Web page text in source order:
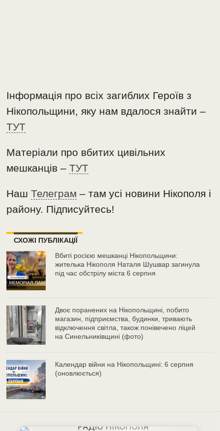
Інформація про всіх загиблих Героїв з
Нікопольщини, яку нам вдалося знайти –
ТУТ
Матеріали про вбитих цивільних
мешканців –ТУТ
НашТелеграм – там усі новини Нікополя і
району. Підписуйтесь!
СХОЖІ ПУБЛІКАЦІЇ
Вбиті росією мешканці Нікопольщини:
жителька Нікополя Наталя Шушвар загинула
під час обстрілу міста 6 серпня
Двоє поранених на Нікопольщині, побито
магазин, підприємства, будинки, тривають
відключення світла, також понівечено ліцей
на Синельниківщині (фото)
Календар війни на Нікопольщині: 6 серпня
(оновлюється)